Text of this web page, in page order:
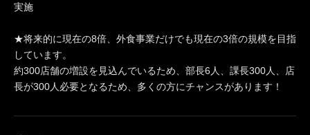
実施
★将来的に現在の8倍、外食事業だけでも現在の3倍の規模を目指
しています。
約300店舗の増設を見込んでいるため、部長6人、課長300人、店
長が300人必要となるため、多くの方にチャンスがあります！